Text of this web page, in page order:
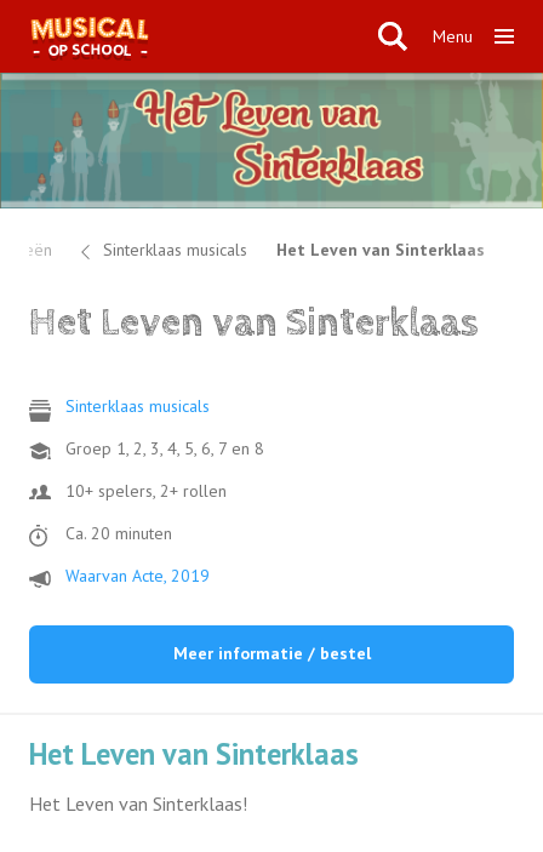
Menu
Sinterklaas musicals Het Leven van Sinterklaas
Het Leven van Sinterklaas
Sinterklaas musicals
Groep 1, 2, 3, 4, 5, 6, 7 en 8
10+ spelers, 2+ rollen
Ca. 20 minuten
Waarvan Acte, 2019
Meer informatie / bestel
Het Leven van Sinterklaas
Het Leven van Sinterklaas!